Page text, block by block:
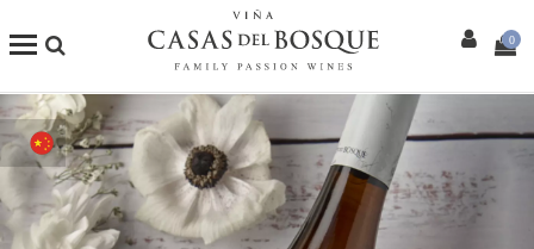
商店
我们的葡萄酒
0